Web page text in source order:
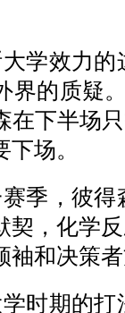
学效力
界的质疑
在下半场
场。
季，彼
契，化学
袖和决策
时期的